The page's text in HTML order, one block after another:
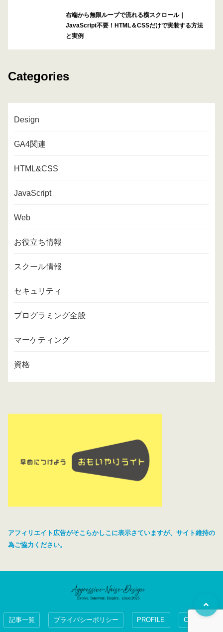
右端から無限ループで流れる横スクロール｜
JavaScript不要！HTML＆CSSだけで実装する方法
と実例
Categories
Design
GA4関連
HTML&CSS
JavaScript
Web
お役立ち情報
スクール情報
セキュリティ
プログラミング全般
マーケティング
資格
アフィリエイト広告がそこらかしこに表示さていますが、サイト維持の
為ご協力ください。
記事一覧 プライバシーポリシー PROFILE CONTACT